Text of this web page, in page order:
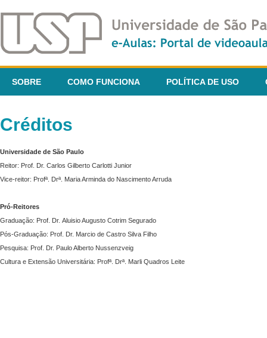
SOBRE COMO FUNCIONA POLÍTICA DE USO
Créditos
Universidade de São Paulo
Reitor: Prof. Dr. Carlos Gilberto Carlotti Junior
Vice-reitor: Profª. Drª. Maria Arminda do Nascimento Arruda
Pró-Reitores
Graduação: Prof. Dr. Aluisio Augusto Cotrim Segurado
Pós-Graduação: Prof. Dr. Marcio de Castro Silva Filho
Pesquisa: Prof. Dr. Paulo Alberto Nussenzveig
Cultura e Extensão Universitária: Profª. Drª. Marli Quadros Leite